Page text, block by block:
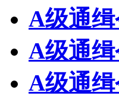
A级通
A级通
A级通